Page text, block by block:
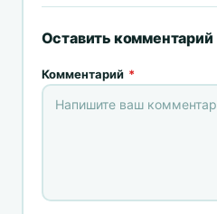
Оставить комментарий
Комментарий *